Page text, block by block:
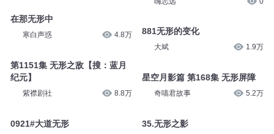
在那无形中
寒白声惑 4.8万
第1151集 无形之敌【搜：蓝月
纪元】
紫襟剧社 8.8万
0921#大道无形
881无形的变化
大斌 1.9万
星空月影篇 第168集 无形屏障
奇喵君故事 5.2万
35.无形之影